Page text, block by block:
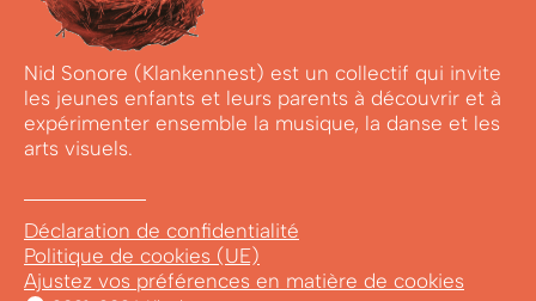
Nid Sonore (Klankennest) est un collectif qui invite
les jeunes enfants et leurs parents à découvrir et à
expérimenter ensemble la musique, la danse et les
arts visuels.
Déclaration de confidentialité
Politique de cookies (UE)
Ajustez vos préférences en matière de cookies